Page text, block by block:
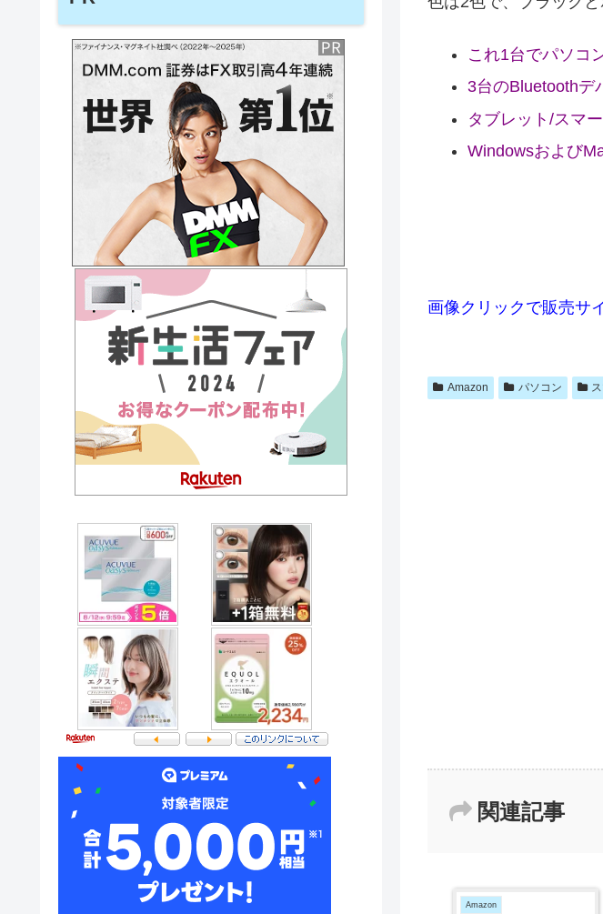
これ1台でパソコ
3台のBluetoothデ
タブレット/スマ
Windowsおよび
画像クリックで販売サ
Amazon パソコン
関連記事
Amazon